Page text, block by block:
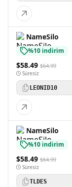
NameSilo
%10 indirim
$58.49 $64.99
Süresiz
LEONID10
NameSilo
%10 indirim
$58.49 $64.99
Süresiz
TLDES